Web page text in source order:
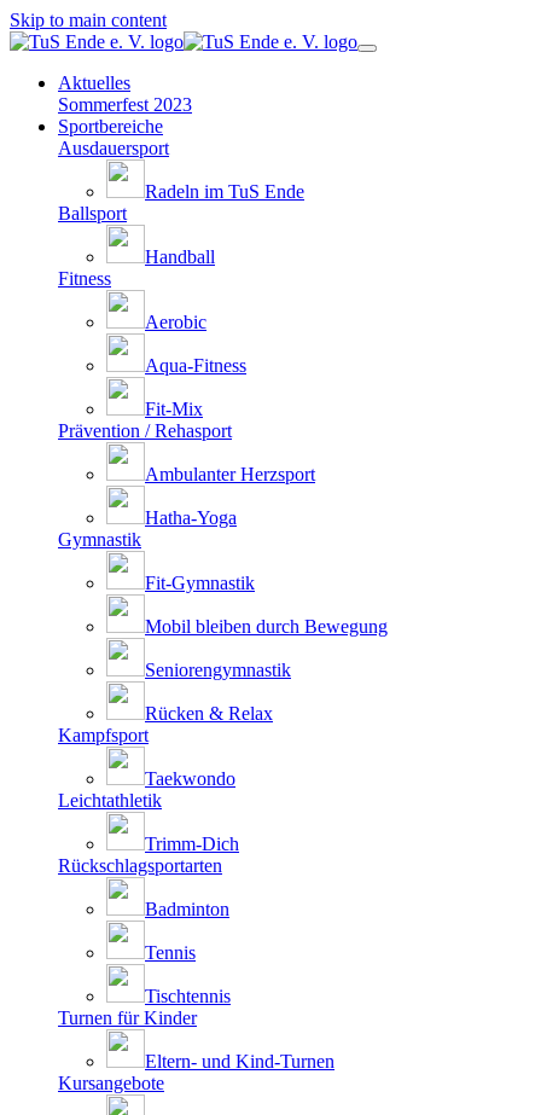
Skip to main content
Aktuelles
Sommerfest 2023
Sportbereiche
Ausdauersport
Radeln im TuS Ende
Ballsport
Handball
Fitness
Aerobic
Aqua-Fitness
Fit-Mix
Prävention / Rehasport
Ambulanter Herzsport
Hatha-Yoga
Gymnastik
Fit-Gymnastik
Mobil bleiben durch Bewegung
Seniorengymnastik
Rücken & Relax
Kampfsport
Taekwondo
Leichtathletik
Trimm-Dich
Rückschlagsportarten
Badminton
Tennis
Tischtennis
Turnen für Kinder
Eltern- und Kind-Turnen
Kursangebote